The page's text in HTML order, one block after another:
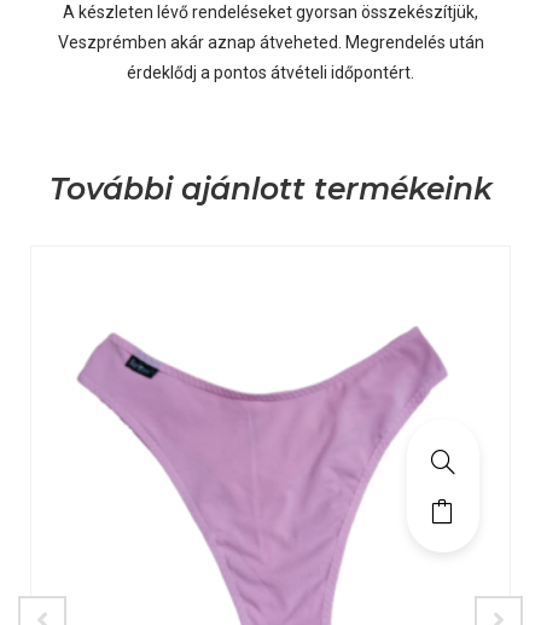
A készleten lévő rendeléseket gyorsan összekészítjük,
Veszprémben akár aznap átveheted. Megrendelés után
érdeklődj a pontos átvételi időpontért.
További ajánlott termékeink